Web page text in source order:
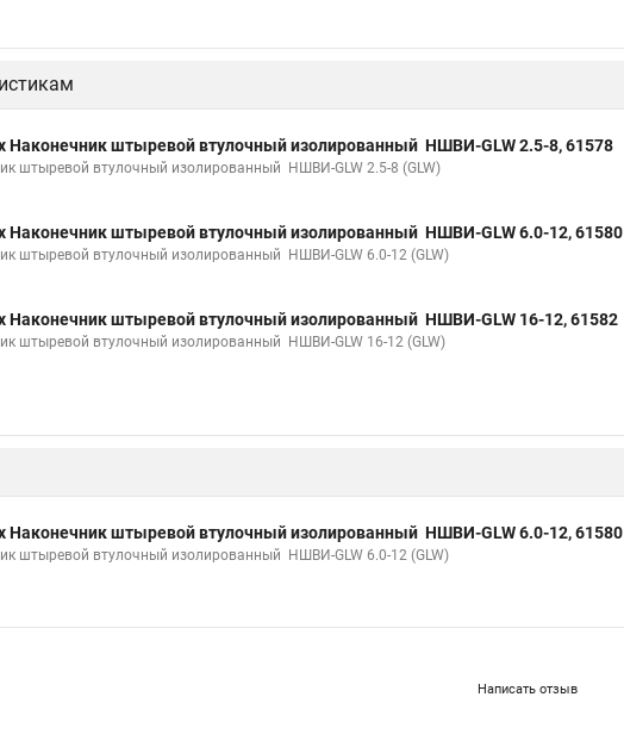
Наконечник штыревой втулочный изолированный НШВИ-GLW 2.5-8, 61578
штыревой втулочный изолированный НШВИ-GLW 2.5-8 (GLW)
Наконечник штыревой втулочный изолированный НШВИ-GLW 6.0-12, 61580
штыревой втулочный изолированный НШВИ-GLW 6.0-12 (GLW)
Наконечник штыревой втулочный изолированный НШВИ-GLW 16-12, 61582
штыревой втулочный изолированный НШВИ-GLW 16-12 (GLW)
Наконечник штыревой втулочный изолированный НШВИ-GLW 6.0-12, 61580
штыревой втулочный изолированный НШВИ-GLW 6.0-12 (GLW)
Написать отзыв